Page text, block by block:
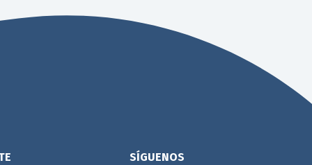
SÍGUENOS